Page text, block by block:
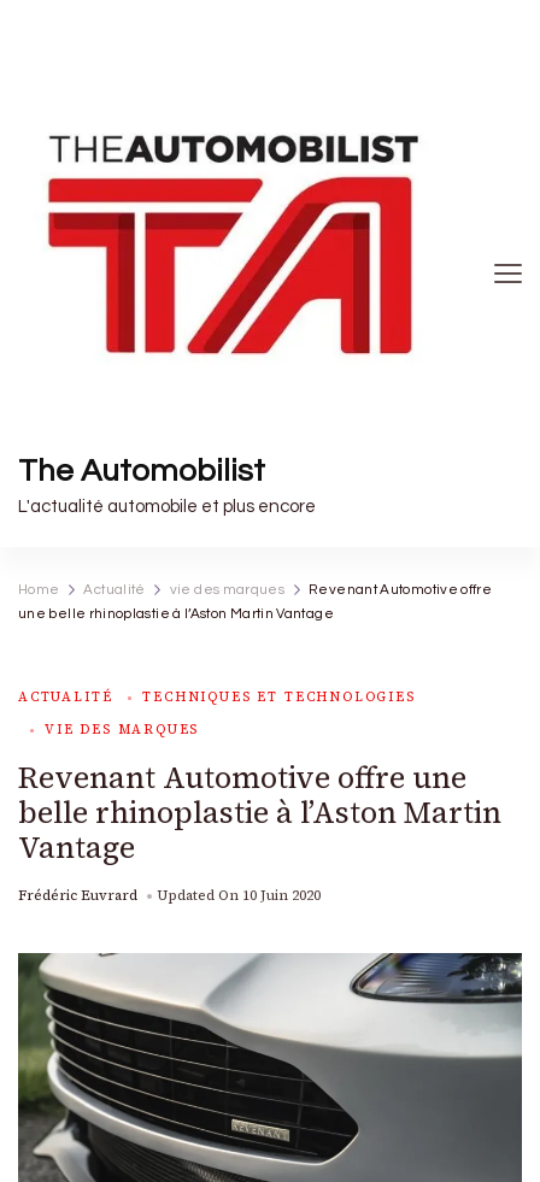
The Automobilist
L'actualité automobile et plus encore
Home Actualité vie des marques
Revenant Automotive offre
une belle rhinoplastie à l’Aston Martin Vantage
ACTUALITÉ
TECHNIQUES ET TECHNOLOGIES
VIE DES MARQUES
Revenant Automotive offre une
belle rhinoplastie à l’Aston Martin
Vantage
Frédéric Euvrard Updated On 10 Juin 2020